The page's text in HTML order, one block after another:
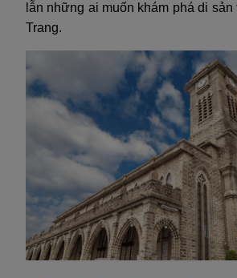
lẫn những ai muốn khám phá di
Trang.